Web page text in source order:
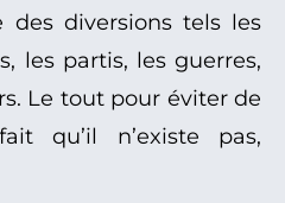
des diversions tels les
les partis, les guerres,
Le tout pour éviter de
qu’il n’existe pas,